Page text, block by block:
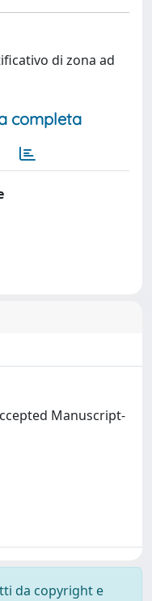
di zona ad
completa
Manuscript-
da copyright e